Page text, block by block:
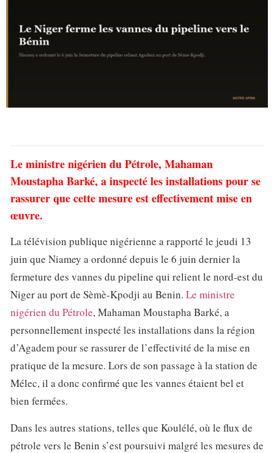
Le ministre nigérien du Pétrole, Mahaman
Moustapha Barké, a inspecté les installations pour se
rassurer que cette mesure est effectivement mise en
œuvre.
La télévision publique nigérienne a rapporté le jeudi 13
juin que Niamey a ordonné depuis le 6 juin dernier la
fermeture des vannes du pipeline qui relient le nord-est du
Niger au port de Sèmè-Kpodji au Benin. Le ministre
nigérien du Pétrole, Mahaman Moustapha Barké, a
personnellement inspecté les installations dans la région
d’Agadem pour se rassurer de l’effectivité de la mise en
pratique de la mesure. Lors de son passage à la station de
Mélec, il a donc confirmé que les vannes étaient bel et
bien fermées.
Dans les autres stations, telles que Koulélé, où le flux de
pétrole vers le Benin s’est poursuivi malgré les mesures de